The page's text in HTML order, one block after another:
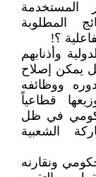
المستخدمة
المطلوبة
؟!
وأذنابهم
يمكن إصلاح
ووظائفه
قطاعياً
في ظل
الشعبية
ونقارنه